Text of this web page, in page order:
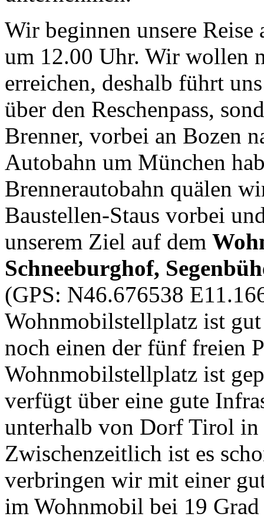
Wir beginnen unsere
um 12.00 Uhr. Wir wollen
erreichen, deshalb führt
über den Reschenpass,
Brenner, vorbei an Bozen
Autobahn um München
Brennerautobahn quälen
Baustellen-Staus vorbei
unserem Ziel auf dem
Schneeburghof,
(GPS: N46.676538
Wohnmobilstellplatz ist
noch einen der fünf freien
Wohnmobilstellplatz ist
verfügt über eine gute
unterhalb von Dorf Tirol in
Zwischenzeitlich ist es
verbringen wir mit einer
im Wohnmobil bei 19